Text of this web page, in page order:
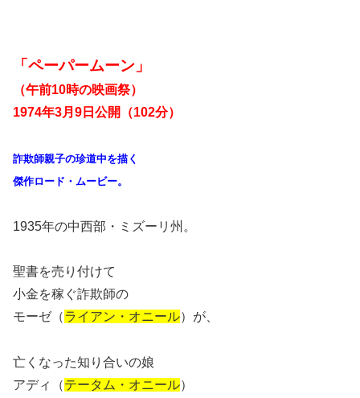
「ペーパームーン」
（午前10時の映画祭）
1974年3月9日公開（102分）
詐欺師親子の珍道中を描く
傑作ロード・ムービー。
1935年の中西部・ミズーリ州。
聖書を売り付けて
小金を稼ぐ詐欺師の
モーゼ（ライアン・オニール）が、
亡くなった知り合いの娘
アディ（テータム・オニール）